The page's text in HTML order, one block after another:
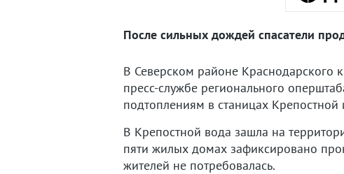
После сильных дождей спасатели
В Северском районе Краснодарского
пресс-службе регионального
подтоплениям в станицах Крепостной
В Крепостной вода зашла на
пяти жилых домах зафиксировано
жителей не потребовалась.